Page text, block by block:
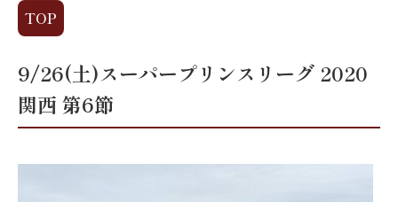
TOP
9/26(土)スーパープリンスリーグ 2020
関西 第6節